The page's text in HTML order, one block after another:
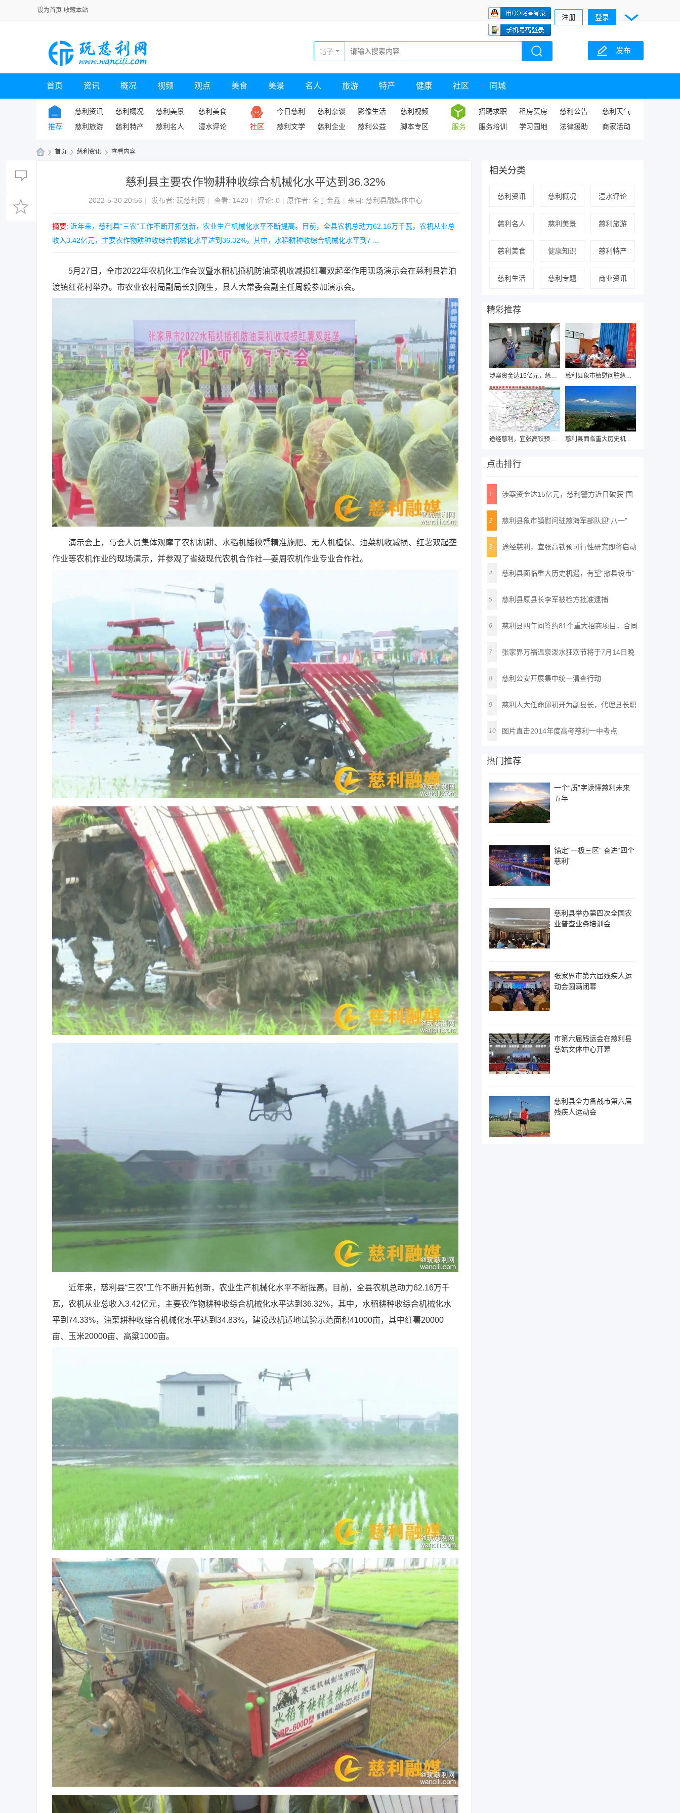
设为首页 收藏本站
注册 登录
发布
帖子
首页 资讯 概况 视频 观点 美食 美景 名人 旅游 特产 健康 社区 同城
推荐
慈利资讯 慈利概况 慈利美景
慈利美食
慈利旅游
慈利特产 慈利名人 澧水评论 社区
今日慈利 慈利杂谈 影像生活
慈利视频
慈利文学
慈利企业 慈利公益 脚本专区 服务
招聘求职 租房买房 慈利公告
慈利天气
服务培训
学习园地 法律援助 商家活动
› 首页 › 慈利资讯 › 查看内容
慈利县主要农作物耕种收综合机械化水平达到36.32%
2022-5-30 20:56 | 发布者: 玩慈利网 | 查看: 1420 | 评论: 0 | 原作者: 全丁金鑫 | 来自: 慈利县融媒体中心
摘要: 近年来，慈利县“三农”工作不断开拓创新，农业生产机械化水平不断提高。目前，全县农机总动力62.16万千瓦，农机从业总
收入3.42亿元，主要农作物耕种收综合机械化水平达到36.32%，其中，水稻耕种收综合机械化水平到7 ...
5月27日，全市2022年农机化工作会议暨水稻机插机防油菜机收减损红薯双起垄作用现场演示会在慈利县岩泊
渡镇红花村举办。市农业农村局副局长刘刚生，县人大常委会副主任周毅参加演示会。
演示会上，与会人员集体观摩了农机机耕、水稻机插秧暨精准施肥、无人机植保、油菜机收减损、红薯双起垄
作业等农机作业的现场演示，并参观了省级现代农机合作社—姜周农机作业专业合作社。
近年来，慈利县“三农”工作不断开拓创新，农业生产机械化水平不断提高。目前，全县农机总动力62.16万千
瓦，农机从业总收入3.42亿元，主要农作物耕种收综合机械化水平达到36.32%，其中，水稻耕种收综合机械化水
平到74.33%，油菜耕种收综合机械化水平达到34.83%，建设改机适地试验示范面积41000亩，其中红薯20000
亩、玉米20000亩、高粱1000亩。
相关分类
慈利资讯 慈利概况 澧水评论
慈利名人 慈利美景 慈利旅游
慈利美食 健康知识 慈利特产
慈利生活 慈利专题 商业资讯
精彩推荐
涉案资金达15亿元，慈利警方近日破获“国通 慈利县象市镇慰问驻慈海军部队迎“八一”
途经慈利，宜张高铁预可行性研究即将启动 慈利县面临重大历史机遇，有望“撤县设市”
点击排行
1 涉案资金达15亿元，慈利警方近日破获“国
2 慈利县象市镇慰问驻慈海军部队迎“八一”
3 途经慈利，宜张高铁预可行性研究即将启动
4 慈利县面临重大历史机遇，有望“撤县设市”
5 慈利县原县长李军被检方批准逮捕
6 慈利县四年间签约81个重大招商项目，合同
7 张家界万福温泉泼水狂欢节将于7月14日晚
8 慈利公安开展集中统一清查行动
9 慈利人大任命邱初开为副县长，代理县长职
10 图片直击2014年度高考慈利一中考点
热门推荐
一个“质”字读懂慈利未来
五年
锚定“一极三区” 奋进“四个
慈利”
慈利县举办第四次全国农
业普查业务培训会
张家界市第六届残疾人运
动会圆满闭幕
市第六届残运会在慈利县
慈姑文体中心开幕
慈利县全力备战市第六届
残疾人运动会